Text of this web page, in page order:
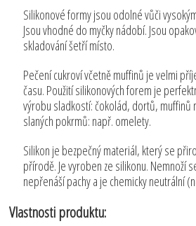
Silikonové formy jsou odolné vůči
Jsou vhodné do myčky nádobí. Jsou
skladování šetří místo.
Pečení cukroví včetně muffinů je velmi
času. Použití silikonových forem je
výrobu sladkostí: čokolád, dortů, muffinů
slaných pokrmů: např. omelety.
Silikon je bezpečný materiál, který se
přírodě. Je vyroben ze silikonu. Nemnoží
nepřenáší pachy a je chemicky neutrální
Vlastnosti produktu: